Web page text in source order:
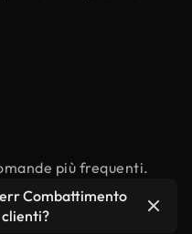
più frequenti.
Combattimento